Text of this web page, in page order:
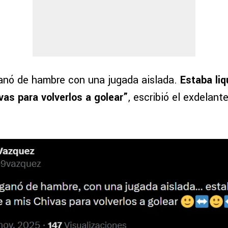
de hambre con una jugada aislada. Estaba
para volverlos a golear”, escribió el